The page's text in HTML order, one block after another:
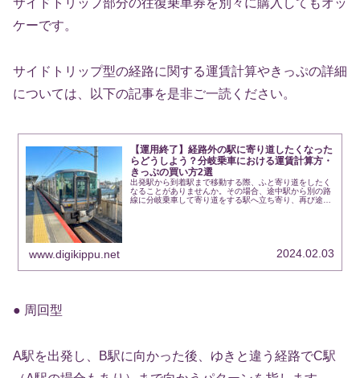
ケーです。
サイドトリップ型の経路に関する運賃計算やきっぷの詳細
については、以下の記事を是非ご一読ください。
【運用終了】経路外の駅に寄り道したくなった
らどうしよう？分岐乗車における運賃計算方・
きっぷの買い方2選
出発駅から到着駅まで移動する際、ふと寄り道をしたく
なることがありませんか。その場合、途中駅から別の路
線に分岐乗車して寄り道をする駅へ立ち寄り、再び途中
www.digikippu.net 2024.02.03
● 周回型
A駅を出発し、B駅に向かった後、ゆきと違う経路でC駅